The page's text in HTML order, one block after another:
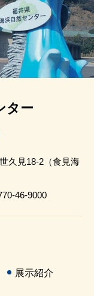
ター
久見18-2（食見海
46-9000
展示紹介